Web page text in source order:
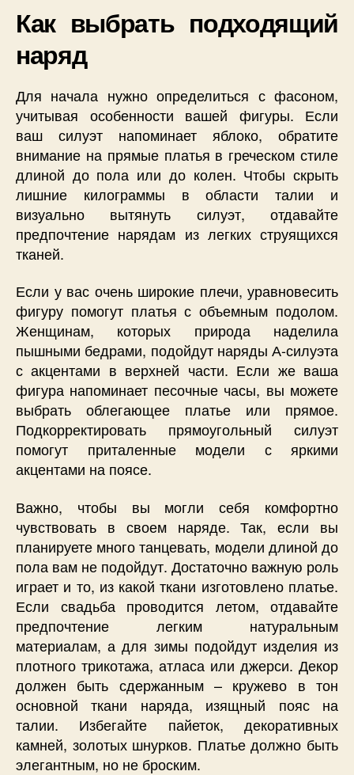
Как выбрать подходящий
наряд
Для начала нужно определиться с фасоном,
учитывая особенности вашей фигуры. Если
ваш силуэт напоминает яблоко, обратите
внимание на прямые платья в греческом стиле
длиной до пола или до колен. Чтобы скрыть
лишние килограммы в области талии и
визуально вытянуть силуэт, отдавайте
предпочтение нарядам из легких струящихся
тканей.
Если у вас очень широкие плечи, уравновесить
фигуру помогут платья с объемным подолом.
Женщинам, которых природа наделила
пышными бедрами, подойдут наряды А-силуэта
с акцентами в верхней части. Если же ваша
фигура напоминает песочные часы, вы можете
выбрать облегающее платье или прямое.
Подкорректировать прямоугольный силуэт
помогут приталенные модели с яркими
акцентами на поясе.
Важно, чтобы вы могли себя комфортно
чувствовать в своем наряде. Так, если вы
планируете много танцевать, модели длиной до
пола вам не подойдут. Достаточно важную роль
играет и то, из какой ткани изготовлено платье.
Если свадьба проводится летом, отдавайте
предпочтение легким натуральным
материалам, а для зимы подойдут изделия из
плотного трикотажа, атласа или джерси. Декор
должен быть сдержанным – кружево в тон
основной ткани наряда, изящный пояс на
талии. Избегайте пайеток, декоративных
камней, золотых шнурков. Платье должно быть
элегантным, но не броским.